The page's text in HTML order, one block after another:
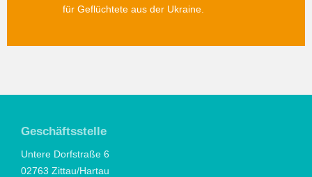
für Geflüchtete aus der Ukraine.
Geschäftsstelle
Untere Dorfstraße 6
02763 Zittau/Hartau